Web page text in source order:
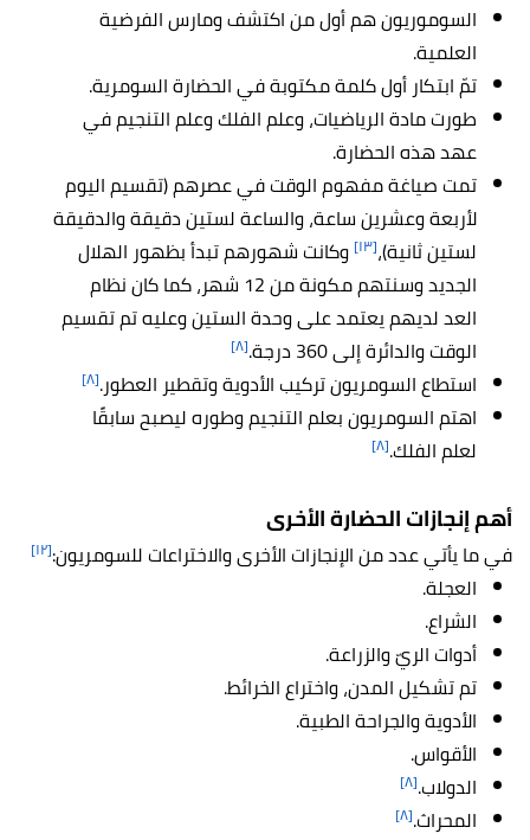
السوموريون هم أول من اكتشف ومارس الفرضية
العلمية.
تمّ ابتكار أول كلمة مكتوبة في الحضارة السومرية.
طورت مادة الرياضيات، وعلم الفلك وعلم التنجيم في
عهد هذه الحضارة.
تمت صياغة مفهوم الوقت في عصرهم (تقسيم اليوم
لأربعة وعشرين ساعة، والساعة لستين دقيقة والدقيقة
لستين ثانية)،[١٣]
وكانت شهورهم تبدأ بظهور الهلال
الجديد وسنتهم مكونة من 12 شهر، كما كان نظام
العد لديهم يعتمد على وحدة الستين وعليه تم تقسيم
الوقت والدائرة إلى 360 درجة.
[٨]
استطاع السومريون تركيب الأدوية وتقطير العطور.[٨]
اهتم السومريون بعلم التنجيم وطوره ليصبح سابقًا
لعلم الفلك.[٨]
أهم إنجازات الحضارة الأخرى
في ما يأتي عدد من الإنجازات الأخرى والاختراعات للسومريون:[١٢]
العجلة.
الشراع.
أدوات الريّ والزراعة.
تم تشكيل المدن، واختراع الخرائط.
الأدوية والجراحة الطبية.
الأقواس.
الدولاب.[٨]
المحراث.[٨]